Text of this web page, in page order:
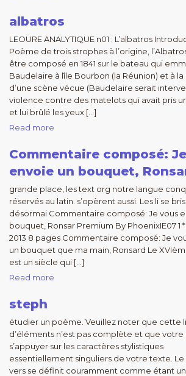
albatros
LEOURE ANALYTIQUE n01 : L’albatros
Poème de trois strophes à l’origine,
être composé en 1841 sur le bateau qui
Baudelaire à lîle Bourbon (la Réunion) et à la
d’une scène vécue (Baudelaire serait
violence contre des matelots qui avait pris
et lui brûlé les yeux […]
Read more
Commentaire composé:
envoie un bouquet,
grande place, les text org notre langue
réservés au latin. s’opèrent aussi. Les li se
désormai Commentaire composé: Je vous
bouquet, Ronsar Premium By PhoenixIE07 1
2013 8 pages Commentaire composé: Je
un bouquet que ma main, Ronsard Le
est un siècle qui […]
Read more
steph
étudier un poème. Veuillez noter que cette
d’éléments n’est pas complète et que
s’appuyer sur les caractères stylistiques
essentiellement singuliers de votre texte. Le
vers se définit couramment comme étant